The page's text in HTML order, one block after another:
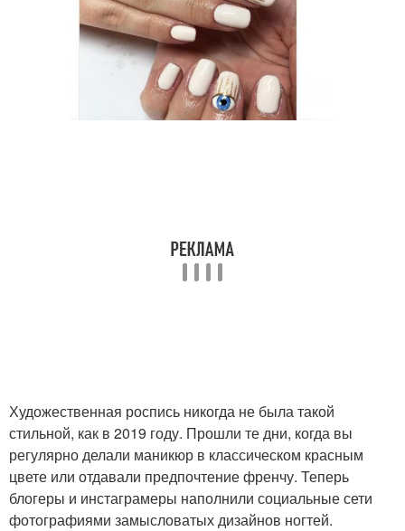
Художественная роспись никогда не была такой
стильной, как в 2019 году. Прошли те дни, когда вы
регулярно делали маникюр в классическом красным
цвете или отдавали предпочтение френчу. Теперь
блогеры и инстаграмеры наполнили социальные сети
фотографиями замысловатых дизайнов ногтей.